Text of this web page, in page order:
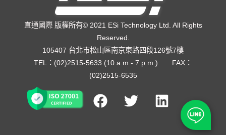
直通國際 版權所有© 2021 ESi Technology Ltd. All Rights
Reserved.
105407 台北市松山區南京東路四段126號7樓
TEL：(02)2515-5633 (10 a.m - 7 p.m.) FAX：
(02)2515-6535